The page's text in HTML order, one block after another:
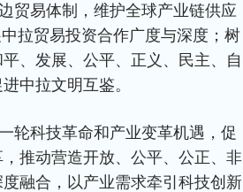
贸易体制，维护全球产业链供应
拉贸易投资合作广度与深度；树
、发展、公平、正义、民主、自
中拉文明互鉴。
轮科技革命和产业变革机遇，促
推动营造开放、公平、公正、非
融合，以产业需求牵引科技创新